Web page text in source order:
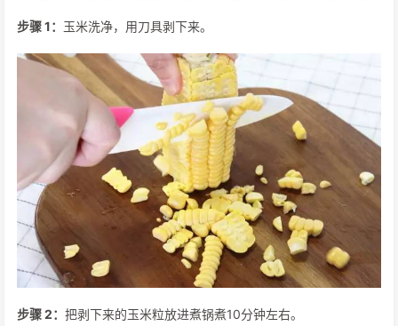
步骤 1： 玉米洗净，用刀具剥下来。
步骤 2： 把剥下来的玉米粒放进煮锅煮10分钟左右。